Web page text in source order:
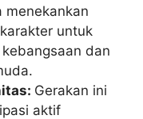
menekankan
untuk
dan
Gerakan ini
aktif